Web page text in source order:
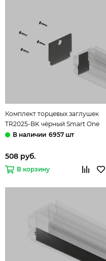
Комплект торцевых заглушек
TR2025-BK чёрный Smart One
Denkirs
6957 шт
508 руб.
В корзину